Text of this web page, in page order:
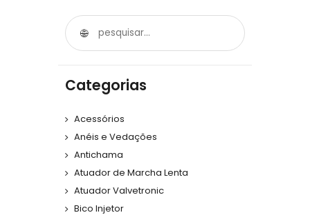
Categorias
Acessórios
Anéis e Vedações
Antichama
Atuador de Marcha Lenta
Atuador Valvetronic
Bico Injetor